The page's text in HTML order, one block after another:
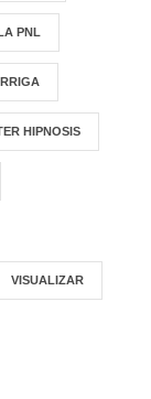
PNL
HIPNOSIS
VISUALIZAR